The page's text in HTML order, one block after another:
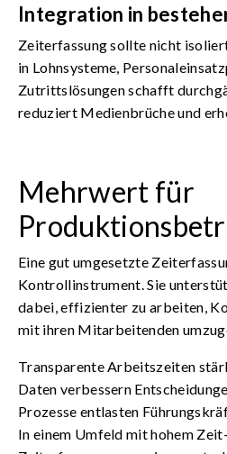
Integration in
Zeiterfassung sollte nicht
in Lohnsysteme,
Zutrittslösungen schafft
reduziert Medienbrüche und
Mehrwert für
Eine gut umgesetzte
Kontrollinstrument. Sie
dabei, effizienter zu arbeiten,
mit ihren Mitarbeitenden
Transparente Arbeitszeiten
Daten verbessern
Prozesse entlasten
In einem Umfeld mit hohem